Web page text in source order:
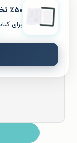
به
٪۵۰ تخفیف ویژۀ اولین خرید
برای